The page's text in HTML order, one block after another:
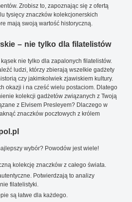
Zrobisz to, zapoznając się z ofertą
tysięcy znaczków kolekcjonerskich
mają swoją wartość historyczną.
– nie tylko dla filatelistów
nie tylko dla zapalonych filatelistów.
ludzi, którzy zbierają wszelkie gadżety
czy jakimkolwiek zjawiskiem kultury.
okazji i na cześć wielu postaciom. Dlatego
kolekcji gadżetów związanych z Twoją
z Elvisem Presleyem? Dlaczego w
znaczków pocztowych z królem
wybór? Powodów jest wiele!
kolekcję znaczków z całego świata.
Potwierdzają to analizy
filatelistyki.
są łatwe dla każdego.